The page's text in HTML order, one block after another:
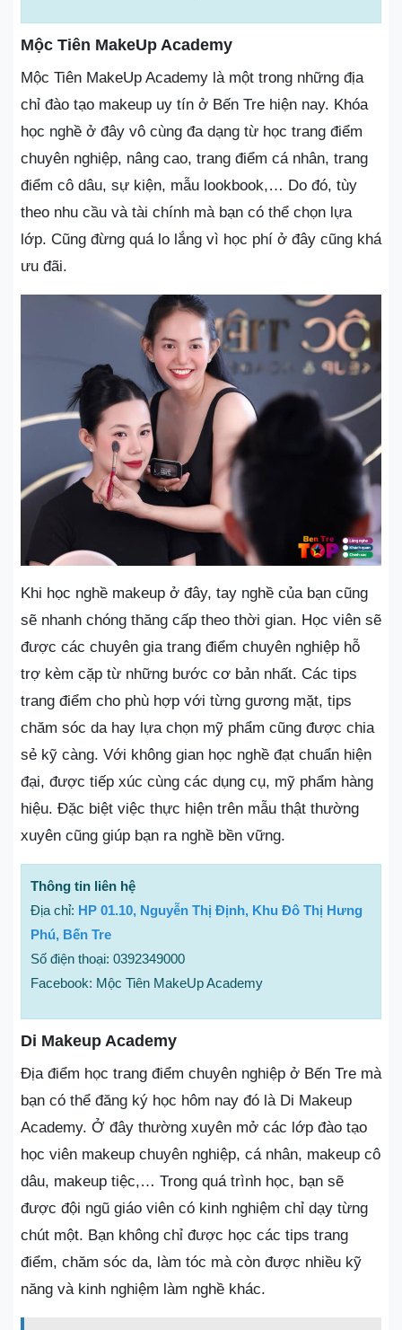
Mộc Tiên MakeUp Academy
Mộc Tiên MakeUp Academy là một trong những địa
chỉ đào tạo makeup uy tín ở Bến Tre hiện nay. Khóa
học nghề ở đây vô cùng đa dạng từ học trang điểm
chuyên nghiệp, nâng cao, trang điểm cá nhân, trang
điểm cô dâu, sự kiện, mẫu lookbook,… Do đó, tùy
theo nhu cầu và tài chính mà bạn có thể chọn lựa
lớp. Cũng đừng quá lo lắng vì học phí ở đây cũng khá
ưu đãi.
Khi học nghề makeup ở đây, tay nghề của bạn cũng
sẽ nhanh chóng thăng cấp theo thời gian. Học viên sẽ
được các chuyên gia trang điểm chuyên nghiệp hỗ
trợ kèm cặp từ những bước cơ bản nhất. Các tips
trang điểm cho phù hợp với từng gương mặt, tips
chăm sóc da hay lựa chọn mỹ phẩm cũng được chia
sẻ kỹ càng. Với không gian học nghề đạt chuẩn hiện
đại, được tiếp xúc cùng các dụng cụ, mỹ phẩm hàng
hiệu. Đặc biệt việc thực hiện trên mẫu thật thường
xuyên cũng giúp bạn ra nghề bền vững.
Thông tin liên hệ
Địa chỉ: HP 01.10, Nguyễn Thị Định, Khu Đô Thị Hưng
Phú, Bến Tre
Số điện thoại: 0392349000
Facebook: Mộc Tiên MakeUp Academy
Di Makeup Academy
Địa điểm học trang điểm chuyên nghiệp ở Bến Tre mà
bạn có thể đăng ký học hôm nay đó là Di Makeup
Academy. Ở đây thường xuyên mở các lớp đào tạo
học viên makeup chuyên nghiệp, cá nhân, makeup cô
dâu, makeup tiệc,… Trong quá trình học, bạn sẽ
được đội ngũ giáo viên có kinh nghiệm chỉ dạy từng
chút một. Bạn không chỉ được học các tips trang
điểm, chăm sóc da, làm tóc mà còn được nhiều kỹ
năng và kinh nghiệm làm nghề khác.